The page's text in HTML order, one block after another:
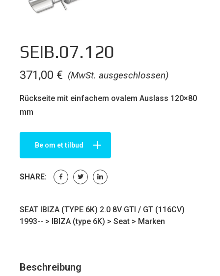
SEIB.07.120
(MwSt. ausgeschlossen)
371,00 €
Rückseite mit einfachem ovalem Auslass 120×80
mm
Be om et tilbud
SHARE:
SEAT IBIZA (TYPE 6K) 2.0 8V GTI / GT (116CV)
1993-- > IBIZA (type 6K) > Seat > Marken
Beschreibung